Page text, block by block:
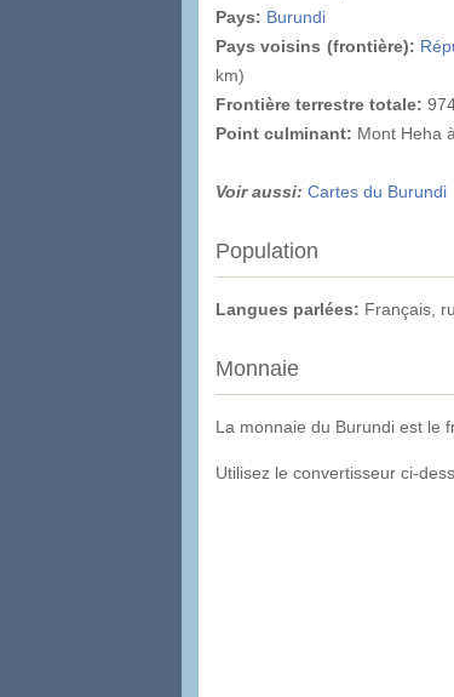
Pays: Burundi
Pays voisins (frontière):
km)
Frontière terrestre totale:
Point culminant: Mont Heha
Voir aussi: Cartes du Burundi
Population
Langues parlées: Français,
Monnaie
La monnaie du Burundi est le
Utilisez le convertisseur ci-